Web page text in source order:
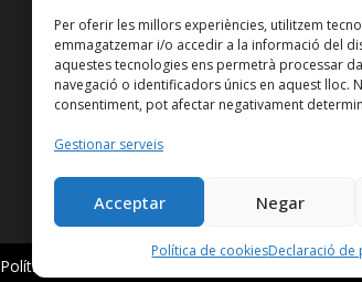
Per oferir les millors experiències, utilitzem
emmagatzemar i/o accedir a la informació del
aquestes tecnologies ens permetrà processar
navegació o identificadors únics en aquest lloc.
consentiment, pot afectar negativament
Gestionar serveis
Acceptar Negar
Política de cookiesDeclaració de
Subscriure-te al nostrebutlletí
Política de